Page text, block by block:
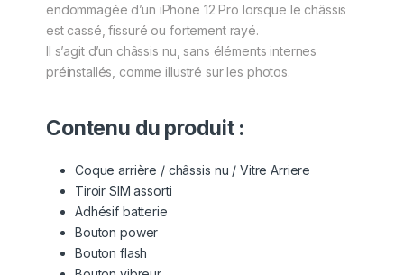
endommagée d’un iPhone 12 Pro lorsque le châssis
est cassé, fissuré ou fortement rayé.
Il s’agit d’un châssis nu, sans éléments internes
préinstallés, comme illustré sur les photos.
Contenu du produit :
Coque arrière / châssis nu / Vitre Arriere
Tiroir SIM assorti
Adhésif batterie
Bouton power
Bouton flash